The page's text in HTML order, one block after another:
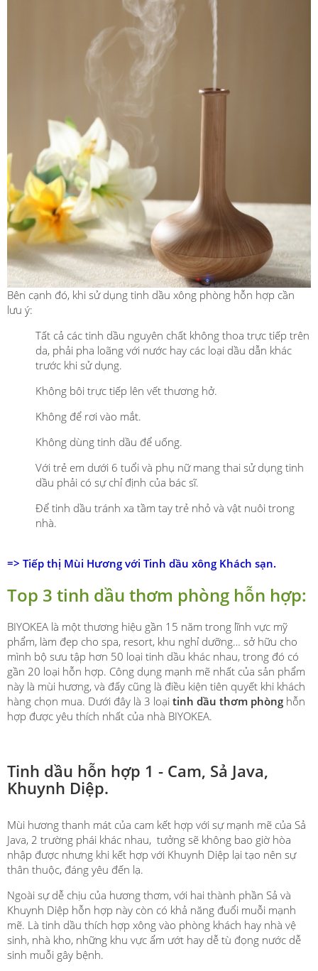
Bên cạnh đó, khi sử dụng tinh dầu xông phòng hỗn hợp cần
lưu ý:
Tất cả các tinh dầu nguyên chất không thoa trực tiếp trên
da, phải pha loãng với nước hay các loại dầu dẫn khác
trước khi sử dụng.
Không bôi trực tiếp lên vết thương hở.
Không để rơi vào mắt.
Không dùng tinh dầu để uống.
Với trẻ em dưới 6 tuổi và phụ nữ mang thai sử dụng tinh
dầu phải có sự chỉ định của bác sĩ.
Để tinh dầu tránh xa tầm tay trẻ nhỏ và vật nuôi trong
nhà.
=> Tiếp thị Mùi Hương với Tinh dầu xông Khách sạn.
Top 3 tinh dầu thơm phòng hỗn hợp:
BIYOKEA là một thương hiệu gần 15 năm trong lĩnh vực mỹ
phẩm, làm đẹp cho spa, resort, khu nghỉ dưỡng… sở hữu cho
mình bộ sưu tập hơn 50 loại tinh dầu khác nhau, trong đó có
gần 20 loại hỗn hợp. Công dụng mạnh mẽ nhất của sản phẩm
này là mùi hương, và đấy cũng là điều kiện tiên quyết khi khách
hàng chọn mua. Dưới đây là 3 loại tinh dầu thơm phòng hỗn
hợp được yêu thích nhất của nhà BIYOKEA.
Tinh dầu hỗn hợp 1 - Cam, Sả Java,
Khuynh Diệp.
Mùi hương thanh mát của cam kết hợp với sự mạnh mẽ của Sả
Java, 2 trường phái khác nhau, tưởng sẽ không bao giờ hòa
nhập được nhưng khi kết hợp với Khuynh Diệp lại tạo nên sự
thân thuộc, đáng yêu đến lạ.
Ngoài sự dễ chịu của hương thơm, với hai thành phần Sả và
Khuynh Diệp hỗn hợp này còn có khả năng đuổi muỗi mạnh
mẽ. Là tinh dầu thích hợp xông vào phòng khách hay nhà vệ
sinh, nhà kho, những khu vực ẩm ướt hay dễ tù đọng nước dễ
sinh muỗi gây bệnh.